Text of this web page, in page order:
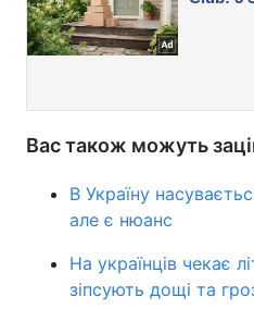
Вас також можуть
В Україну
але є нюанс
На українців чекає
зіпсують дощі та